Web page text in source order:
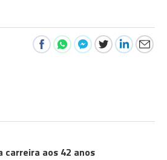
carreira aos 42 anos